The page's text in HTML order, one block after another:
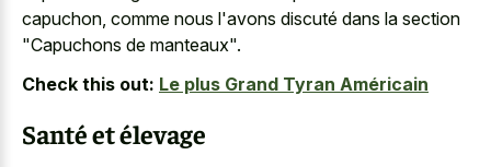
capuchon, comme nous l'avons discuté dans la section
"Capuchons de manteaux".
Check this out: Le plus Grand Tyran Américain
Santé et élevage